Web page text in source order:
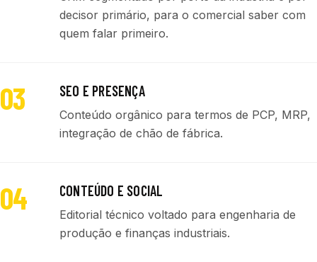
decisor primário, para o comercial saber com
quem falar primeiro.
03 SEO E PRESENÇA
Conteúdo orgânico para termos de PCP, MRP,
integração de chão de fábrica.
04 CONTEÚDO E SOCIAL
Editorial técnico voltado para engenharia de
produção e finanças industriais.